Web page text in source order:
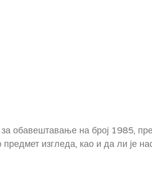
обавештавање на број 1985,
изгледа, као и да ли је